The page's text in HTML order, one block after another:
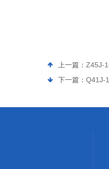
上一篇： Z45J-
下一篇： Q41J-